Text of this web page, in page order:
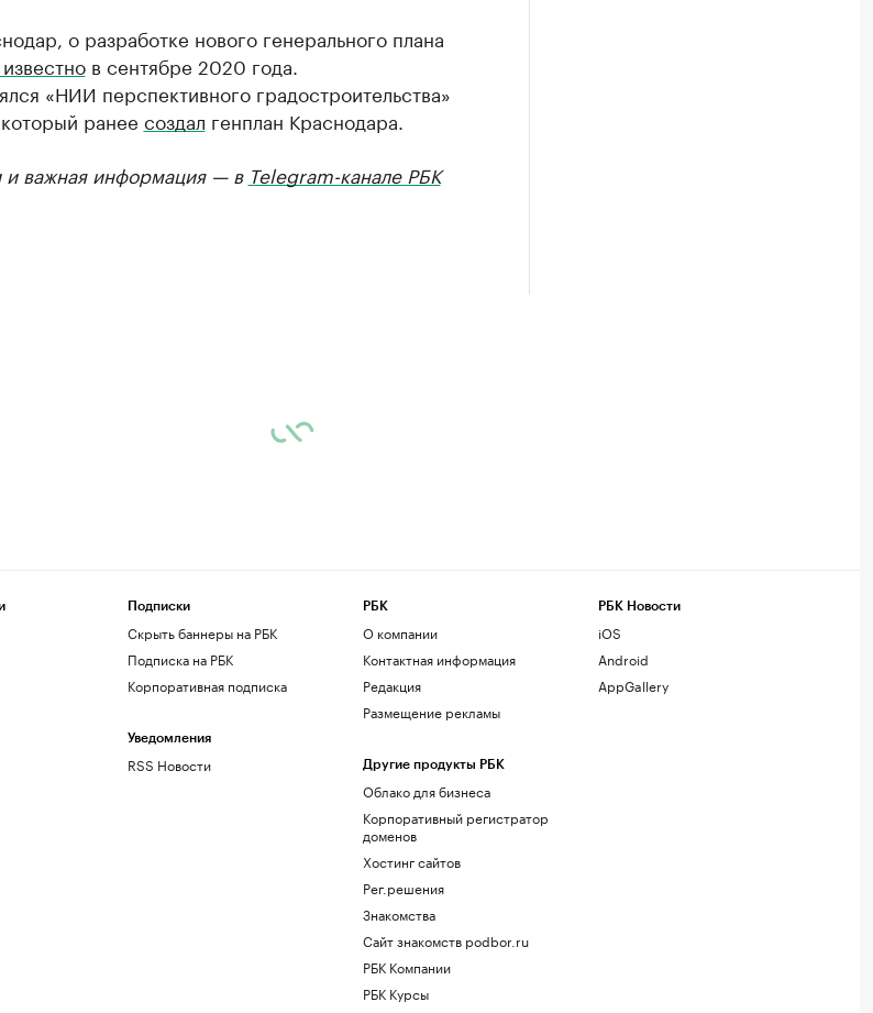
о разработке нового генерального плана
в сентябре 2020 года.
«НИИ перспективного градостроительства»
ранее создал генплан Краснодара.
и важная информация — в Telegram-канале РБК
Подписки
Скрыть баннеры на РБК
Подписка на РБК
Корпоративная подписка
Уведомления
RSS Новости
РБК
О компании
Контактная информация
Редакция
Размещение рекламы
Другие продукты РБК
Облако для бизнеса
Корпоративный регистратор
доменов
Хостинг сайтов
Рег.решения
Знакомства
Сайт знакомств podbor.ru
РБК Компании
РБК Курсы
РБК Новости
iOS
Android
AppGallery